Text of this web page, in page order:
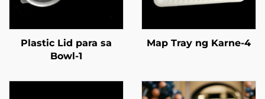
Plastic Lid para sa
Bowl-1
Map Tray ng Karne-4